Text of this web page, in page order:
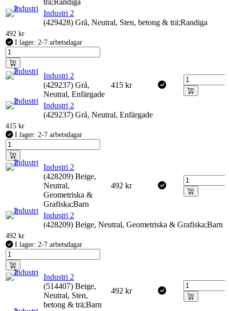
trä;Randiga
Industri 2
(429428) Grå, Neutral, Sten, betong & trä;Randiga
492 kr
I lager: 2-7 arbetsdagar
Industri 2
(429237) Grå,
Neutral, Enfärgade
415 kr
Industri 2
(429237) Grå, Neutral, Enfärgade
415 kr
I lager: 2-7 arbetsdagar
Industri 2
(428209) Beige,
Neutral,
Geometriska &
Grafiska;Barn
492 kr
Industri 2
(428209) Beige, Neutral, Geometriska & Grafiska;Barn
492 kr
I lager: 2-7 arbetsdagar
Industri 2
(514407) Beige,
Neutral, Sten,
betong & trä;Barn
492 kr